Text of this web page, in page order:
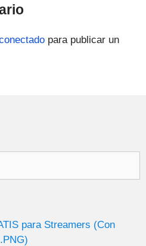
para publicar un
para Streamers (Con